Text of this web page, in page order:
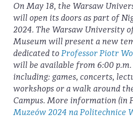
On May 18, the Warsaw
will open its doors as part of
2024. The Warsaw University
Museum will present a new
dedicated toProfessor Piotr
will be available from 6:00 p.m.
including: games, concerts,
workshops or a walk around
Campus.More information (in
Muzeów 2024 na Politechnice